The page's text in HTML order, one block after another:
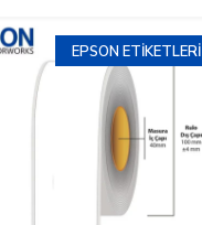
EPSON ETIKETLERI